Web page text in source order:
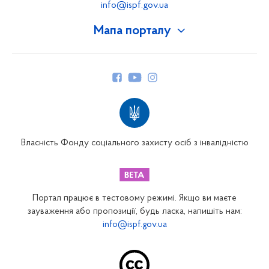
Мапа порталу
Закарпатське відділення
Запорізьке відділення
info@ispf.gov.ua
Власність Фонду соціального захисту осіб з інвалідністю
Портал працює в тестовому режимі. Якщо ви маєте
зауваження або пропозиції, будь ласка, напишіть нам:
info@ispf.gov.ua